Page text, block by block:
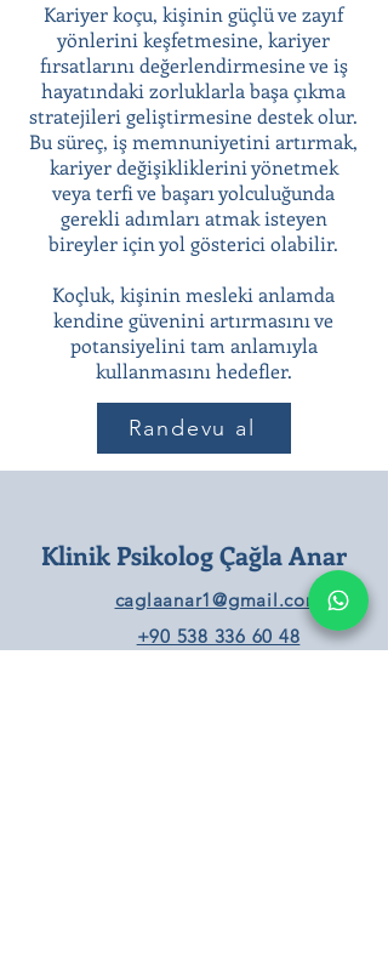
Kariyer koçu, kişinin güçlü ve zayıf
yönlerini keşfetmesine, kariyer
fırsatlarını değerlendirmesine ve iş
hayatındaki zorluklarla başa çıkma
stratejileri geliştirmesine destek olur.
Bu süreç, iş memnuniyetini artırmak,
kariyer değişikliklerini yönetmek
veya terfi ve başarı yolculuğunda
gerekli adımları atmak isteyen
bireyler için yol gösterici olabilir.
Koçluk, kişinin mesleki anlamda
kendine güvenini artırmasını ve
potansiyelini tam anlamıyla
kullanmasını hedefler.
Randevu al
Klinik Psikolog Çağla Anar
caglaanar1@gmail.com
+90 538 336 60 48